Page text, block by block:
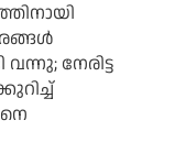
വന്നു; നേരിട്ട